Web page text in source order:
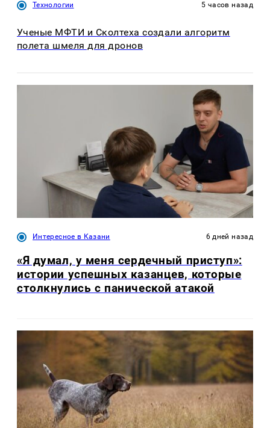
Технологии 5 часов назад
Ученые МФТИ и Сколтеха создали алгоритм
полета шмеля для дронов
Интересное в Казани 6 дней назад
«Я думал, у меня сердечный приступ»:
истории успешных казанцев, которые
столкнулись с панической атакой